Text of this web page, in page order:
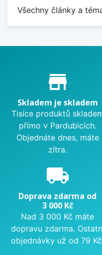
Všechny články a
Proč nakupovat u
store_mall_directory
Skladem je skladem
Tisíce produktů
přímo v Pardubicích.
Objednáte dnes, máte
zítra.
local_shipping
Doprava zdarma od
3 000 Kč
Nad 3 000 Kč máte
dopravu zdarma.
objednávky už od 79